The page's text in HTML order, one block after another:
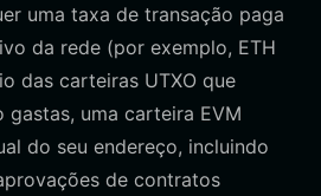
uma taxa de transação paga
da rede (por exemplo, ETH
das carteiras UTXO que
gastas, uma carteira EVM
do seu endereço, incluindo
de contratos